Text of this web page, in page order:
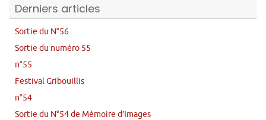
Derniers articles
Sortie du N°56
Sortie du numéro 55
n°55
Festival Gribouillis
n°54
Sortie du N°54 de Mémoire d’Images